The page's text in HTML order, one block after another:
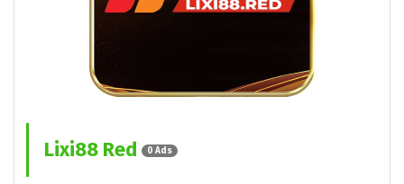
Lixi88 Red 0 Ads